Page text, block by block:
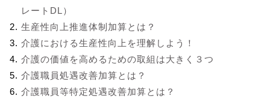
レートDL）
生産性向上推進体制加算とは？
介護における生産性向上を理解しよう！
介護の価値を高めるための取組は大きく３つ
介護職員処遇改善加算とは？
介護職員等特定処遇改善加算とは？